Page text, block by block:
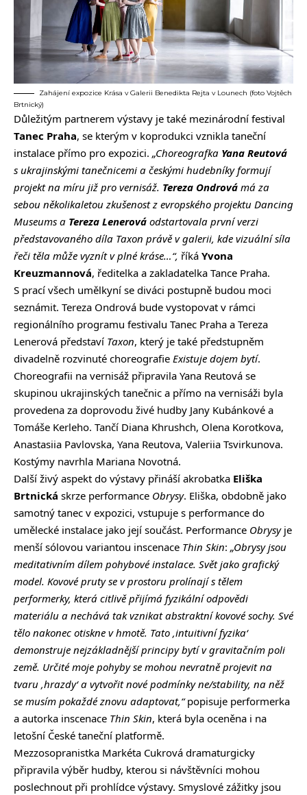
Zahájení expozice Krása v Galerii Benedikta Rejta v Lounech (foto Vojtěch
Brtnický)
Důležitým partnerem výstavy je také mezinárodní festival
Tanec Praha, se kterým v koprodukci vznikla taneční
instalace přímo pro expozici. „Choreografka Yana Reutová
s ukrajinskými tanečnicemi a českými hudebníky formují
projekt na míru již pro vernisáž. Tereza Ondrová má za
sebou několikaletou zkušenost z evropského projektu Dancing
Museums a Tereza Lenerová odstartovala první verzi
představovaného díla Taxon právě v galerii, kde vizuální síla
řeči těla může vyznít v plné kráse…“, říká Yvona
Kreuzmannová, ředitelka a zakladatelka Tance Praha.
S prací všech umělkyní se diváci postupně budou moci
seznámit. Tereza Ondrová bude vystopovat v rámci
regionálního programu festivalu Tanec Praha a Tereza
Lenerová představí Taxon, který je také předstupněm
divadelně rozvinuté choreografie Existuje dojem bytí.
Choreografii na vernisáž připravila Yana Reutová se
skupinou ukrajinských tanečnic a přímo na vernisáži byla
provedena za doprovodu živé hudby Jany Kubánkové a
Tomáše Kerleho. Tančí Diana Khrushch, Olena Korotkova,
Anastasiia Pavlovska, Yana Reutova, Valeriia Tsvirkunova.
Kostýmy navrhla Mariana Novotná.
Další živý aspekt do výstavy přináší akrobatka Eliška
Brtnická skrze performance Obrysy. Eliška, obdobně jako
samotný tanec v expozici, vstupuje s performance do
umělecké instalace jako její součást. Performance Obrysy je
menší sólovou variantou inscenace Thin Skin: „Obrysy jsou
meditativním dílem pohybové instalace. Svět jako grafický
model. Kovové pruty se v prostoru prolínají s tělem
performerky, která citlivě přijímá fyzikální odpovědi
materiálu a nechává tak vznikat abstraktní kovové sochy. Své
tělo nakonec otiskne v hmotě. Tato ‚intuitivní fyzika‘
demonstruje nejzákladnější principy bytí v gravitačním poli
země. Určité moje pohyby se mohou nevratně projevit na
tvaru ‚hrazdy‘ a vytvořit nové podmínky ne/stability, na něž
se musím pokaždé znovu adaptovat,“popisuje performerka
a autorka inscenace Thin Skin, která byla oceněna i na
letošní České taneční platformě.
Mezzosopranistka Markéta Cukrová dramaturgicky
připravila výběr hudby, kterou si návštěvníci mohou
poslechnout při prohlídce výstavy. Smyslové zážitky jsou